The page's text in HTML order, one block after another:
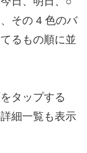
その 4 色のバ
るもの順に並
タップする
細一覧も表示